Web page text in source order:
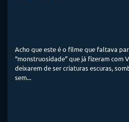
Acho que este é o filme que faltava
“monstruosidade” que já fizeram com
deixarem de ser criaturas escuras,
sem...